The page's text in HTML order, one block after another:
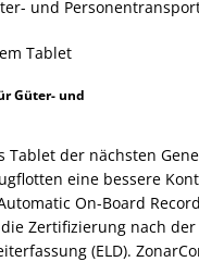
und
Güter- und
Tablet der nächsten
eine bessere
On-Board
Zertifizierung nach der
(ELD).